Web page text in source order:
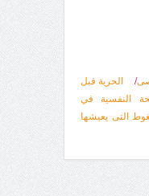
/
الحرية قبل
النفسية في
التى يعيشها